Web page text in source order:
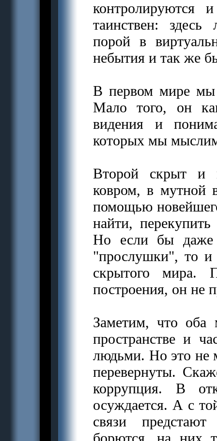
контролируются
таинствен:
порой в
небытия и так же
В первом мире
Мало того, он
видения и
которых мы
Второй скрыт и
ковром, в мутной
помощью
найти,
Но если бы даже
"прослушки", то и
скрытого мира.
построения, он не
Заметим, что
пространстве и
людьми. Но это не
перевернуты.
коррупция. В
осуждается. А с
связи